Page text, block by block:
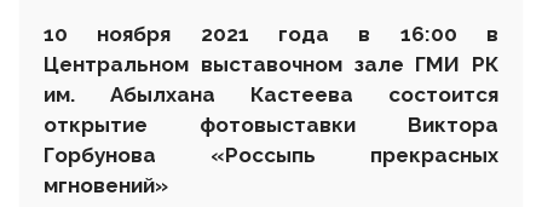
10 ноября 2021 года в 16:00 в
Центральном выставочном зале ГМИ РК
им. Абылхана Кастеева состоится
открытие фотовыставки Виктора
Горбунова «Россыпь прекрасных
мгновений»